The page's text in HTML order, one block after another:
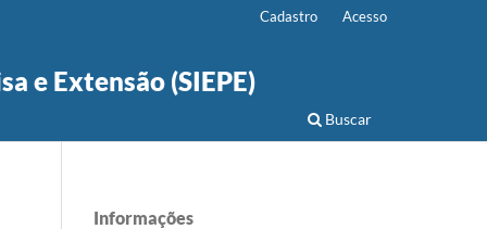
e Extensão (SIEPE)
Buscar
Cadastro Acesso
Informações